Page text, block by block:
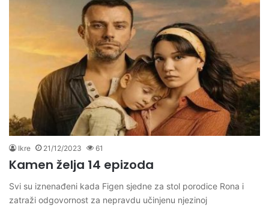
Ikre 21/12/2023 61
Kamen želja 14 epizoda
Svi su iznenađeni kada Figen sjedne za stol porodice Rona i
zatraži odgovornost za nepravdu učinjenu njezinoj